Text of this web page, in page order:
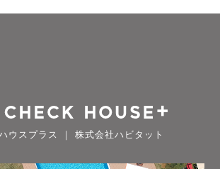
ウスプラス ｜ 株式会社ハビタット